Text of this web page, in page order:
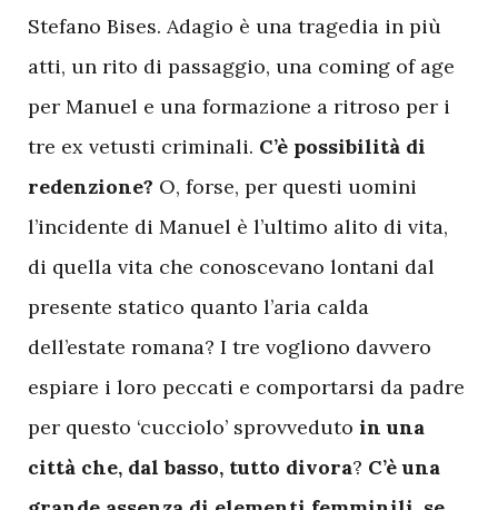
Stefano Bises. Adagio è una tragedia in più
atti, un rito di passaggio, una coming of age
per Manuel e una formazione a ritroso per i
tre ex vetusti criminali. C’è possibilità di
redenzione? O, forse, per questi uomini
l’incidente di Manuel è l’ultimo alito di vita,
di quella vita che conoscevano lontani dal
presente statico quanto l’aria calda
dell’estate romana? I tre vogliono davvero
espiare i loro peccati e comportarsi da padre
per questo ‘cucciolo’ sprovveduto in una
città che, dal basso, tutto divora? C’è una